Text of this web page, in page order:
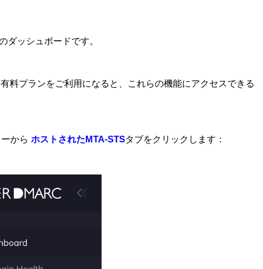
ダッシュボードです。
料プランをご利用になると、これらの機能にアクセスできる
から ホストされたMTA-STSタブをクリックします：